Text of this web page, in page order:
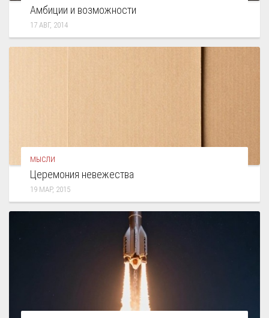
Амбиции и возможности
17 АВГ, 2014
МЫСЛИ
Церемония невежества
19 МАР, 2015